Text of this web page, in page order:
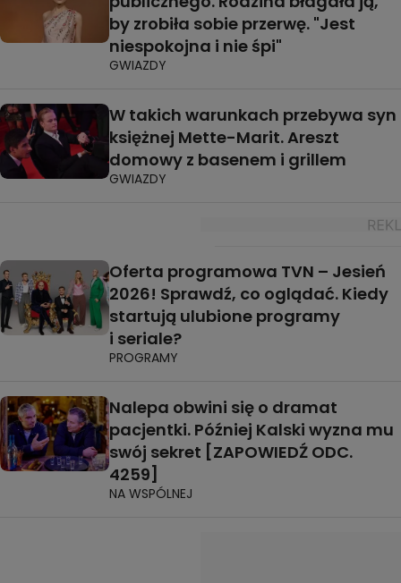
by zrobiła sobie przerwę. "Jest
niespokojna i nie śpi"
GWIAZDY
W takich warunkach przebywa syn
księżnej Mette-Marit. Areszt
domowy z basenem i grillem
GWIAZDY
Oferta programowa TVN – Jesień
2026! Sprawdź, co oglądać. Kiedy
startują ulubione programy
i seriale?
PROGRAMY
Nalepa obwini się o dramat
pacjentki. Później Kalski wyzna mu
swój sekret [ZAPOWIEDŹ ODC.
4259]
NA WSPÓLNEJ